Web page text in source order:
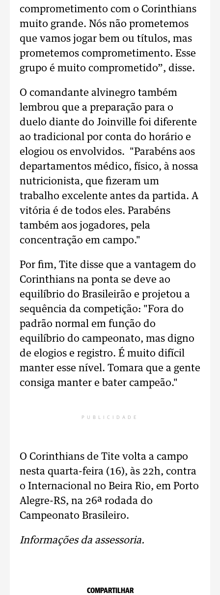
comprometimento com o Corinthians
muito grande. Nós não prometemos
que vamos jogar bem ou títulos, mas
prometemos comprometimento. Esse
grupo é muito comprometido”, disse.
O comandante alvinegro também
lembrou que a preparação para o
duelo diante do Joinville foi diferente
ao tradicional por conta do horário e
elogiou os envolvidos. "Parabéns aos
departamentos médico, físico, à nossa
nutricionista, que fizeram um
trabalho excelente antes da partida. A
vitória é de todos eles. Parabéns
também aos jogadores, pela
concentração em campo."
Por fim, Tite disse que a vantagem do
Corinthians na ponta se deve ao
equilíbrio do Brasileirão e projetou a
sequência da competição: "Fora do
padrão normal em função do
equilíbrio do campeonato, mas digno
de elogios e registro. É muito difícil
manter esse nível. Tomara que a gente
consiga manter e bater campeão."
PUBLICIDADE
O Corinthians de Tite volta a campo
nesta quarta-feira (16), às 22h, contra
o Internacional no Beira Rio, em Porto
Alegre-RS, na 26ª rodada do
Campeonato Brasileiro.
Informações da assessoria.
COMPARTILHAR